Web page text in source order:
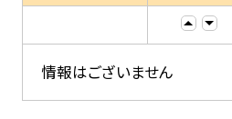
情報はございません